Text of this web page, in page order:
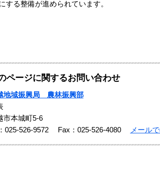
する整備が進められています。
ページに関するお問い合わせ
地域振興局 農林振興部
市本城町5-6
025-526-9572
Fax：025-526-4080 メール